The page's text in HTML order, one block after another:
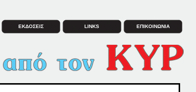
ΕΚΔΟΣΕΙΣ LINKS ΕΠΙΚΟΙΝΩΝΙΑ